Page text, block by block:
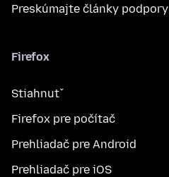
Preskúmajte články podpory
Firefox
Stiahnuť
Firefox pre počítač
Prehliadač pre Android
Prehliadač pre iOS